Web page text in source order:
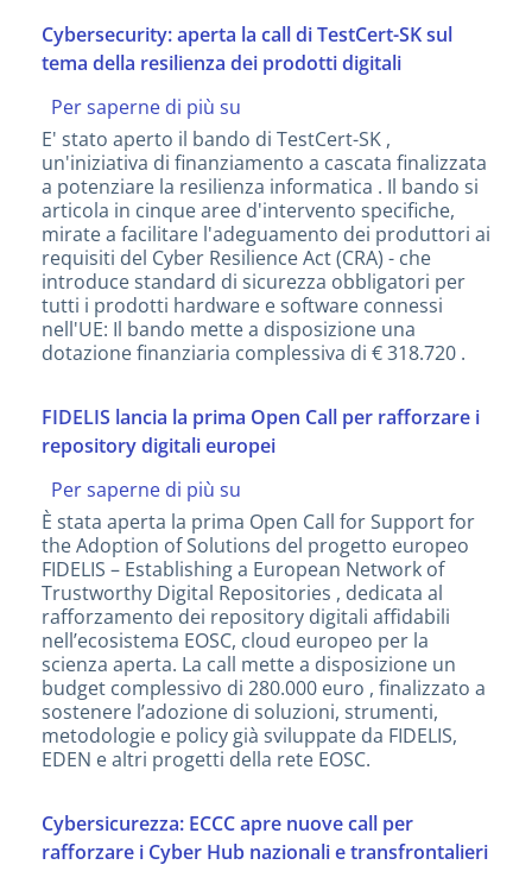
Cybersecurity: aperta la call di TestCert-SK sul
tema della resilienza dei prodotti digitali
Per saperne di più su
aperta
la
call
di
TestCert-
SK
sul
tema
della
resilienza
dei
digitali
E' stato aperto il bando di TestCert-SK ,
un'iniziativa di finanziamento a cascata finalizzata
a potenziare la resilienza informatica . Il bando si
articola in cinque aree d'intervento specifiche,
mirate a facilitare l'adeguamento dei produttori ai
requisiti del Cyber Resilience Act (CRA) - che
introduce standard di sicurezza obbligatori per
tutti i prodotti hardware e software connessi
nell'UE: Il bando mette a disposizione una
dotazione finanziaria complessiva di € 318.720 .
FIDELIS lancia la prima Open Call per rafforzare i
repository digitali europei
Per saperne di più su
lancia
la
prima
Open
Call
per
rafforzare
i
repository
digitali
europei
È stata aperta la prima Open Call for Support for
the Adoption of Solutions del progetto europeo
FIDELIS – Establishing a European Network of
Trustworthy Digital Repositories , dedicata al
rafforzamento dei repository digitali affidabili
nell’ecosistema EOSC, cloud europeo per la
scienza aperta. La call mette a disposizione un
budget complessivo di 280.000 euro , finalizzato a
sostenere l’adozione di soluzioni, strumenti,
metodologie e policy già sviluppate da FIDELIS,
EDEN e altri progetti della rete EOSC.
Cybersicurezza: ECCC apre nuove call per
rafforzare i Cyber Hub nazionali e transfrontalieri